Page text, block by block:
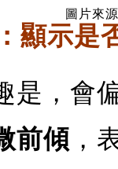
圖片來
顯示是
是，會
前傾 ，